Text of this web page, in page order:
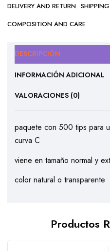
DELIVERY AND RETURN
COMPOSITION AND CARE
DESCRIPCIÓN
INFORMACIÓN ADICIONAL
VALORACIONES (0)
paquete con 500 tips para
curva C
viene en tamaño normal y
color natural o transparente
Productos